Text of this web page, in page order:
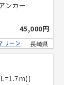
ンカー
45,000円
長崎県
リーン
L=1.7m))